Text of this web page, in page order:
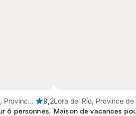
Province
9,2
6 personnes,
Lora del Río, Province de
Maison de vacances